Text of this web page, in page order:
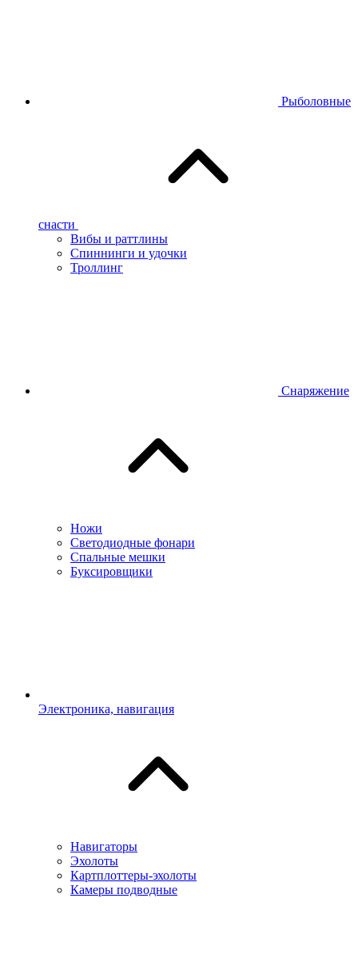
Рыболовные
снасти
Вибы и раттлины
Спиннинги и удочки
Троллинг
Снаряжение
Ножи
Светодиодные фонари
Спальные мешки
Буксировщики
Электроника, навигация
Навигаторы
Эхолоты
Картплоттеры-эхолоты
Камеры подводные